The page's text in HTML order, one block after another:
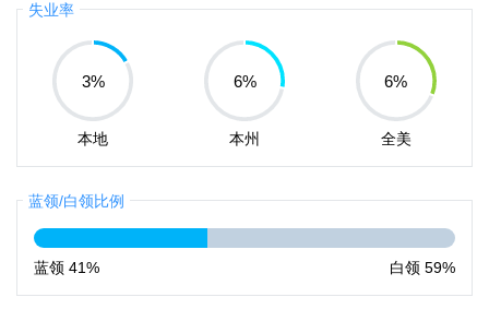
失业率
3%
本地
6%
本州
6%
全美
蓝领/白领比例
蓝领 41% 白领 59%